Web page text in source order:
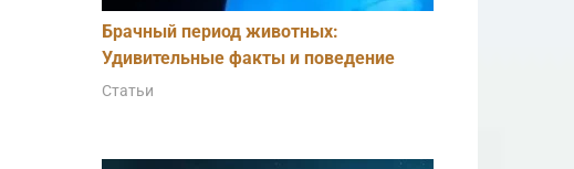
Брачный период животных:
Удивительные факты и поведение
Статьи